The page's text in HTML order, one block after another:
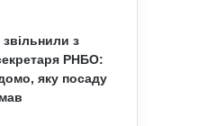
з
РНБО:
яку посаду